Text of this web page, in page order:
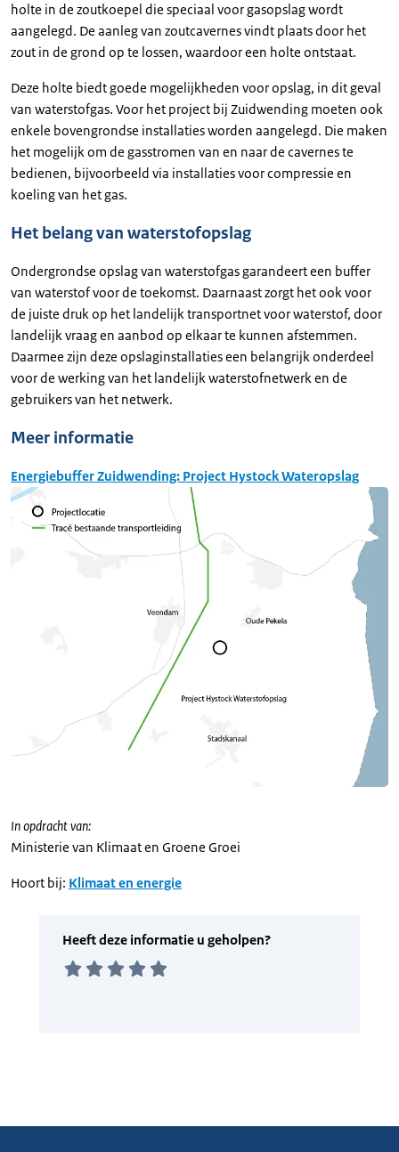
holte in de zoutkoepel die speciaal voor gasopslag wordt
aangelegd. De aanleg van zoutcavernes vindt plaats door het
zout in de grond op te lossen, waardoor een holte ontstaat.
Deze holte biedt goede mogelijkheden voor opslag, in dit geval
van waterstofgas. Voor het project bij Zuidwending moeten ook
enkele bovengrondse installaties worden aangelegd. Die maken
het mogelijk om de gasstromen van en naar de cavernes te
bedienen, bijvoorbeeld via installaties voor compressie en
koeling van het gas.
Het belang van waterstofopslag
Ondergrondse opslag van waterstofgas garandeert een buffer
van waterstof voor de toekomst. Daarnaast zorgt het ook voor
de juiste druk op het landelijk transportnet voor waterstof, door
landelijk vraag en aanbod op elkaar te kunnen afstemmen.
Daarmee zijn deze opslaginstallaties een belangrijk onderdeel
voor de werking van het landelijk waterstofnetwerk en de
gebruikers van het netwerk.
Meer informatie
Energiebuffer Zuidwending: Project Hystock Wateropslag
In opdracht van:
Ministerie van Klimaat en Groene Groei
Hoort bij: Klimaat en energie